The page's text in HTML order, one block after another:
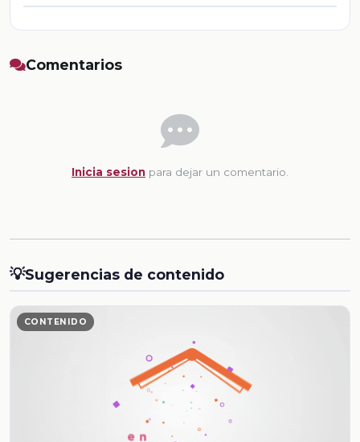
Comentarios
Inicia sesion para dejar un comentario.
💡Sugerencias de contenido
CONTENIDO